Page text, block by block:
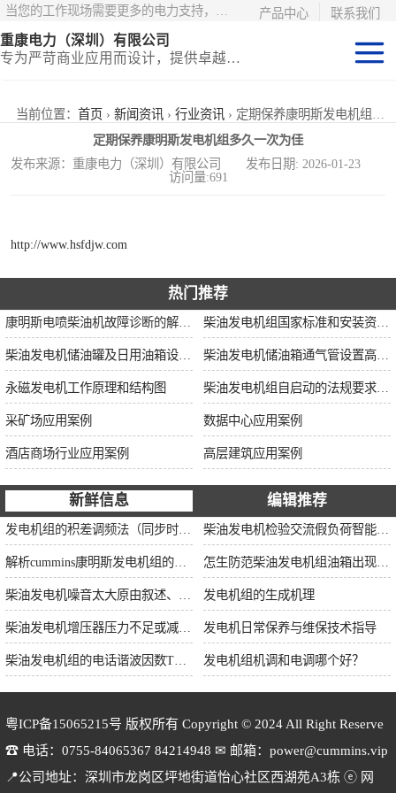
联系我们
产品中心
重康电力（深圳）有限公司
专为严苛商业应用而设计，提供卓越的价值和匹配的功能
当前位置： 首页 › 新闻资讯 › 行业资讯 › 定期保养康明斯发电机组多久一次为佳
定期保养康明斯发电机组多久一次为佳
发布来源：重康电力（深圳）有限公司 发布日期: 2026-01-23
访问量:691
http://www.hsfdjw.com
热门推荐
永磁发电机工作原理和结构图
采矿场应用案例 数据中心应用案例
酒店商场行业应用案例 高层建筑应用案例
新鲜信息 编辑推荐
发电机组的生成机理
发电机日常保养与维保技术指导
发电机组机调和电调哪个好？
粤ICP备15065215号 版权所有 Copyright © 2024 All Right Reserve
☎ 电话：0755-84065367 84214948 ✉ 邮箱：power@cummins.vip
📍公司地址：深圳市龙岗区坪地街道怡心社区西湖苑A3栋 ⓔ 网
静音型集装箱电
站
移动式挂车电站